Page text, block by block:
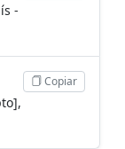
-
Copiar